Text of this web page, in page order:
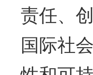
责任、
国际社